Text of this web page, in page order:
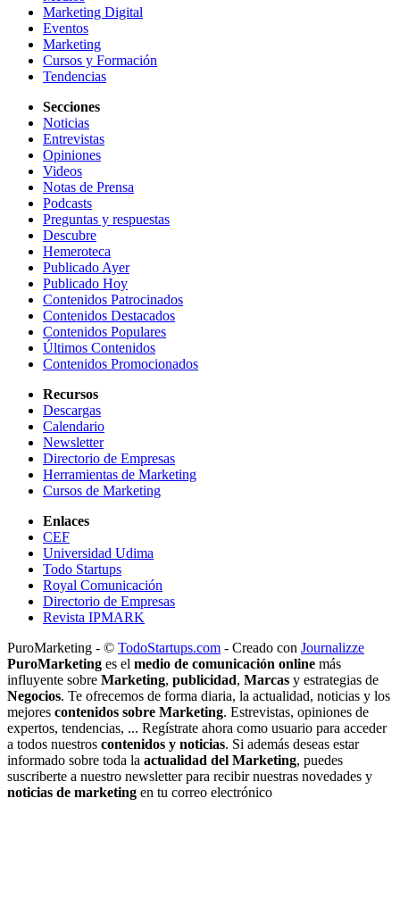
Marketing Digital
Eventos
Marketing
Cursos y Formación
Tendencias
Secciones
Noticias
Entrevistas
Opiniones
Videos
Notas de Prensa
Podcasts
Preguntas y respuestas
Descubre
Hemeroteca
Publicado Ayer
Publicado Hoy
Contenidos Patrocinados
Contenidos Destacados
Contenidos Populares
Últimos Contenidos
Contenidos Promocionados
Recursos
Descargas
Calendario
Newsletter
Directorio de Empresas
Herramientas de Marketing
Cursos de Marketing
Enlaces
CEF
Universidad Udima
Todo Startups
Royal Comunicación
Directorio de Empresas
Revista IPMARK
PuroMarketing - © TodoStartups.com - Creado con Journalizze
PuroMarketing es el medio de comunicación online más
influyente sobre Marketing, publicidad, Marcas y estrategias de
Negocios. Te ofrecemos de forma diaria, la actualidad, noticias y los
mejores contenidos sobre Marketing. Estrevistas, opiniones de
expertos, tendencias, ... Regístrate ahora como usuario para acceder
a todos nuestros contenidos y noticias. Si además deseas estar
informado sobre toda la actualidad del Marketing, puedes
suscriberte a nuestro newsletter para recibir nuestras novedades y
noticias de marketing en tu correo electrónico